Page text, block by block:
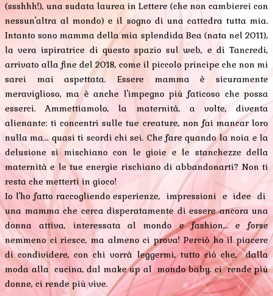
(ssshhh!), una sudata laurea in Lettere (che non cambierei con
nessun'altra al mondo) e il sogno di una cattedra tutta mia.
Intanto sono mamma della mia splendida Bea (nata nel 2011),
la vera ispiratrice di questo spazio sul web, e di Tancredi,
arrivato alla fine del 2018, come il piccolo principe che non mi
sarei mai aspettata. Essere mamma è sicuramente
meraviglioso, ma è anche l'impegno più faticoso che possa
esserci. Ammettiamolo, la maternità, a volte, diventa
alienante: ti concentri sulle tue creature, non fai mancar loro
nulla ma... quasi ti scordi chi sei. Che fare quando la noia e la
delusione si mischiano con le gioie e le stanchezze della
maternità e le tue energie rischiano di abbandonarti? Non ti
resta che metterti in gioco!
Io l'ho fatto raccogliendo esperienze, impressioni e idee di
una mamma che cerca disperatamente di essere ancora una
donna attiva, interessata al mondo e fashion... e forse
nemmeno ci riesce, ma almeno ci prova! Perciò ho il piacere
di condividere, con chi vorrà leggermi, tutto ciò che, dalla
moda alla cucina, dal make up al mondo baby, ci rende più
donne, ci rende più vive.